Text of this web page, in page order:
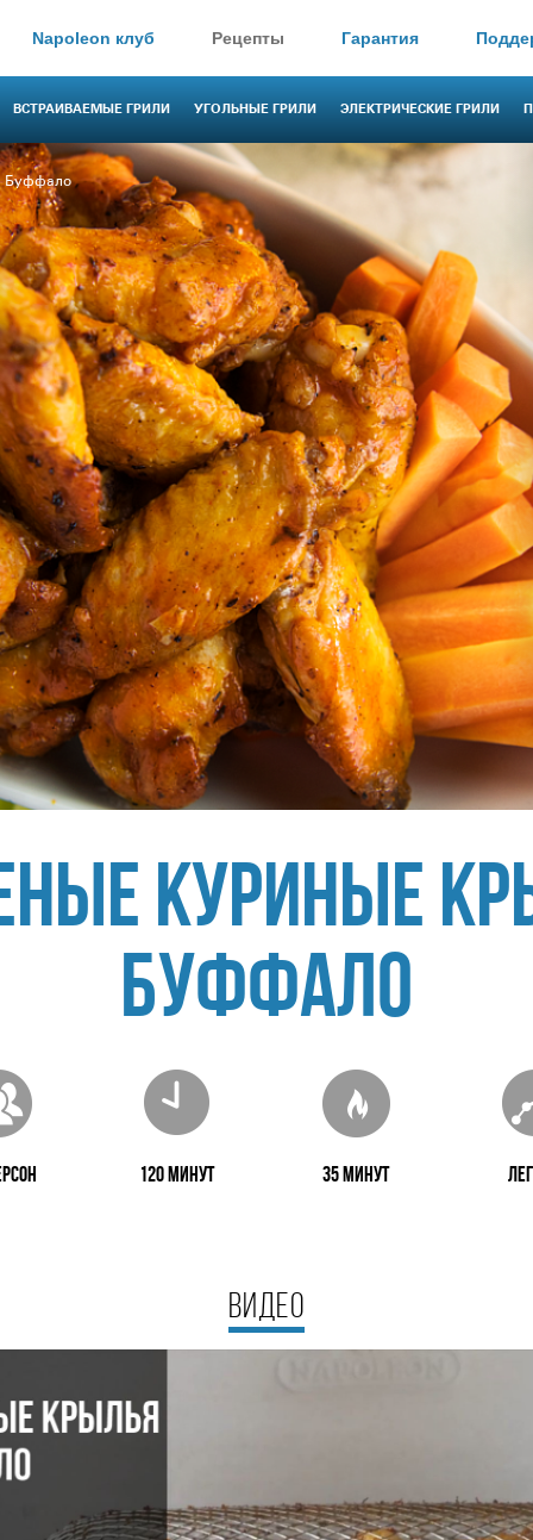
Napoleon клуб Рецепты Гарантия
ВСТРАИВАЕМЫЕ ГРИЛИ УГОЛЬНЫЕ ГРИЛИ ЭЛЕКТРИЧЕСКИЕ ГРИЛИ
Буффало
куриные
Буффало
120 минут 35 минут
ВИДЕО